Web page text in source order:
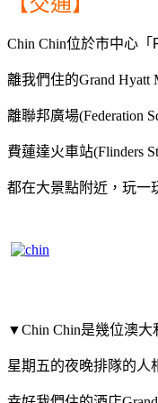
Chin Chin位於市中心「
離我們住的Grand Hyatt
離聯邦廣場(Federation
費蓮達火車站(Flinders
都在大景點附近，玩一
▼Chin Chin是幾位澳大
星期五的夜晚排隊的人